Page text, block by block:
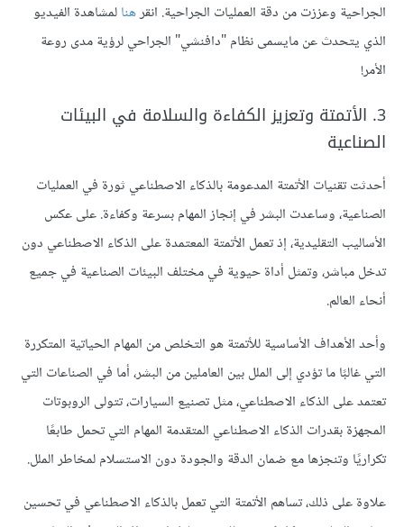
الجراحية وعززت من دقة العمليات الجراحية. انقرهنالمشاهدة الفيديو
الذي يتحدث عن مايسمى نظام "دافنشي" الجراحي لرؤية مدى روعة
الأمر!
3. الأتمتة وتعزيز الكفاءة والسلامة في البيئات
الصناعية
أحدثت تقنيات الأتمتة المدعومة بالذكاء الاصطناعي ثورة في العمليات
الصناعية، وساعدت البشر في إنجاز المهام بسرعة وكفاءة. على عكس
الأساليب التقليدية، إذ تعمل الأتمتة المعتمدة على الذكاء الاصطناعي دون
تدخل مباشر، وتمثل أداة حيوية في مختلف البيئات الصناعية في جميع
أنحاء العالم.
وأحد الأهداف الأساسية للأتمتة هو التخلص من المهام الحياتية المتكررة
التي غالبًا ما تؤدي إلى الملل بين العاملين من البشر، أما في الصناعات التي
تعتمد على الذكاء الاصطناعي، مثل تصنيع السيارات، تتولى الروبوتات
المجهزة بقدرات الذكاء الاصطناعي المتقدمة المهام التي تحمل طابعًا
تكراريًا وتنجزها مع ضمان الدقة والجودة دون الاستسلام لمخاطر الملل.
علاوة على ذلك، تساهم الأتمتة التي تعمل بالذكاء الاصطناعي في تحسين